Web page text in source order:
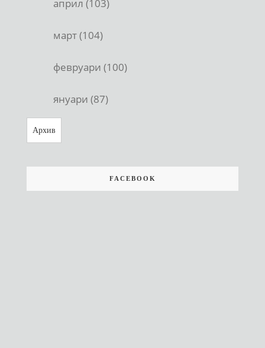
април (103)
март (104)
февруари (100)
януари (87)
Архив
FACEBOOK